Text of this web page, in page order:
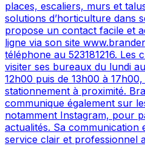
places, escaliers, murs et
solutions d’horticulture dans
propose un contact facile et
ligne via son site
téléphone au 523181216. Les
visiter ses bureaux du lundi
12h00 puis de 13h00 à
stationnement à proximité.
communique également sur
notamment Instagram, pour
actualités. Sa communication
service clair et professionnel